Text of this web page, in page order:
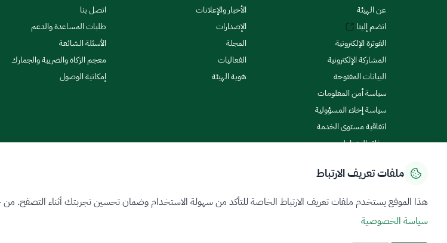
عن الهيئة
انضم إلينا
الفوترة الإلكترونية
المشاركة الإلكترونية
البيانات المفتوحة
سياسة أمن المعلومات
سياسة إخلاء المسؤولية
اتفاقية مستوى الخدمة
ميثاق المتعاملين
الأخبار والإعلانات
الإصدارات
المجلة
الفعاليات
هوية الهيئة
اتصل بنا
طلبات المساعدة والدعم
الأسئلة الشائعة
معجم الزكاة والضريبة والجمارك
إمكانية الوصول
جميع الحقوق محفوظة 2026 © ZATCA.GOV.SA
ملفات تعريف الارتباط
هذا الموقع يستخدم ملفات تعريف الارتباط الخاصة للتأكد من سهولة الاستخدام وضمان تحسين تجربتك أثناء التصفح. من
سياسة الخصوصية